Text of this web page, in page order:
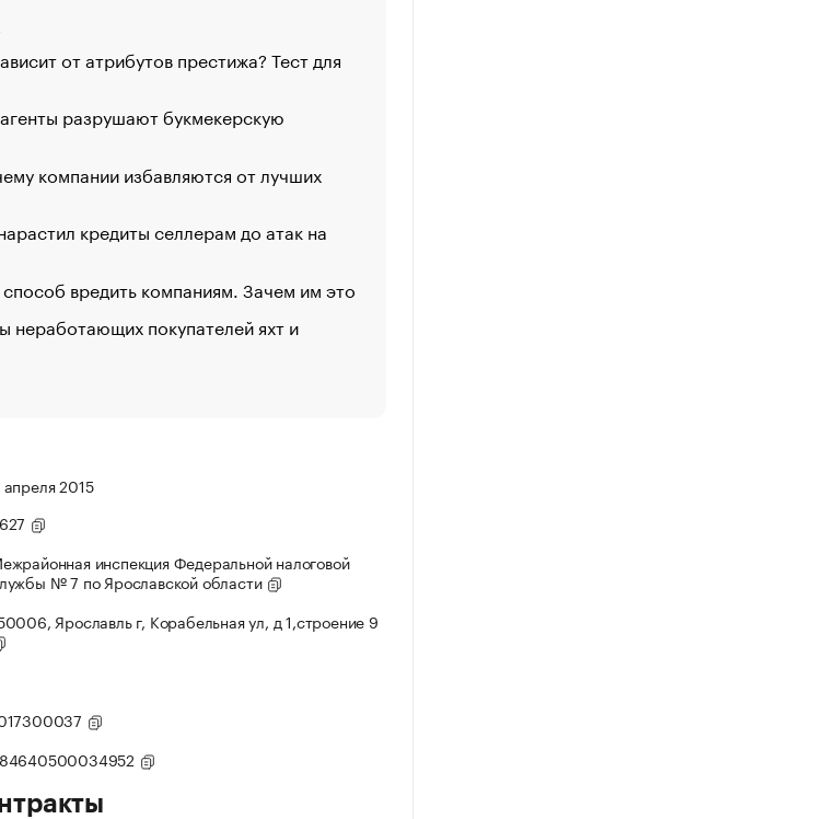
от атрибутов престижа? Тест для
разрушают букмекерскую
компании избавляются от лучших
кредиты селлерам до атак на
вредить компаниям. Зачем им это
неработающих покупателей яхт и
2015
инспекция Федеральной налоговой
№ 7 по Ярославской области
Ярославль г, Корабельная ул, д 1,строение 9